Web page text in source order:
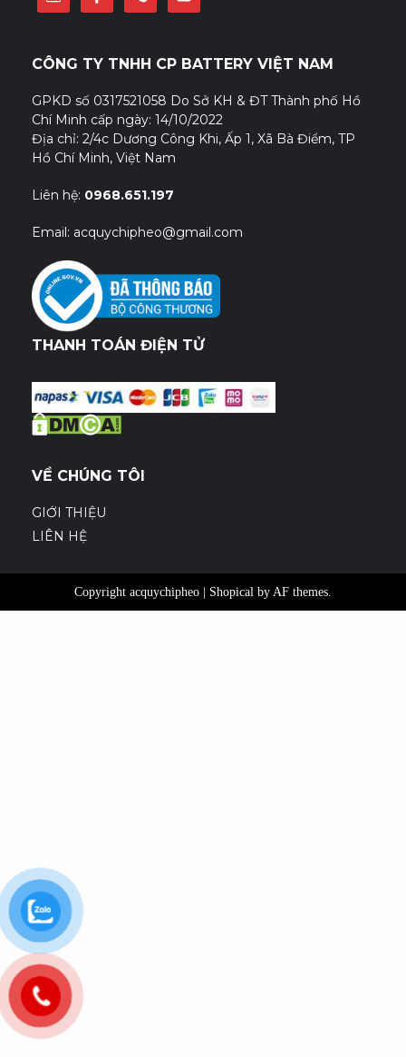
CÔNG TY TNHH CP BATTERY VIỆT NAM
GPKD số 0317521058 Do Sở KH & ĐT Thành phố Hồ
Chí Minh cấp ngày: 14/10/2022
Địa chỉ: 2/4c Dương Công Khi, Ấp 1, Xã Bà Điểm, TP
Hồ Chí Minh, Việt Nam
Liên hệ: 0968.651.197
Email: acquychipheo@gmail.com
THANH TOÁN ĐIỆN TỬ
VỀ CHÚNG TÔI
GIỚI THIỆU
LIÊN HỆ
Copyright acquychipheo Shopical by AF themes.